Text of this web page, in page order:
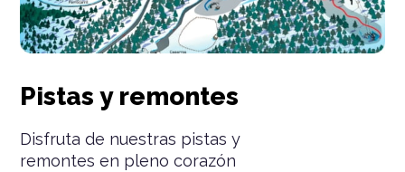
Pistas y remontes
Disfruta de nuestras pistas y
remontes en pleno corazón